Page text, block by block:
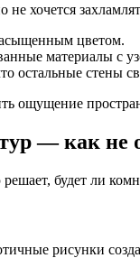
не хочется
цветом.
материалы с
остальные стены
ощущение
— как не
будет ли
рисунки